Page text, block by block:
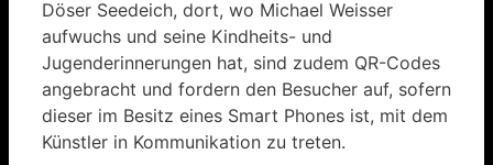
Döser Seedeich, dort, wo Michael Weisser
aufwuchs und seine Kindheits- und
Jugenderinnerungen hat, sind zudem QR-Codes
angebracht und fordern den Besucher auf, sofern
dieser im Besitz eines Smart Phones ist, mit dem
Künstler in Kommunikation zu treten.